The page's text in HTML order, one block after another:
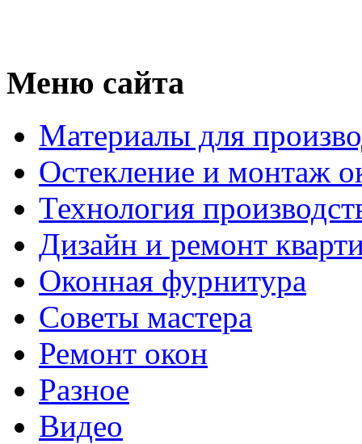
Меню сайта
Материалы для
Остекление и монтаж
Технология
Дизайн и ремонт
Оконная фурнитура
Советы мастера
Ремонт окон
Разное
Видео